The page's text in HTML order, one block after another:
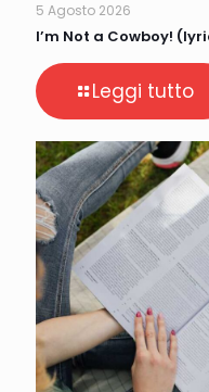
5 Agosto 2026
I’m Not a Cowboy!
Leggi tutto